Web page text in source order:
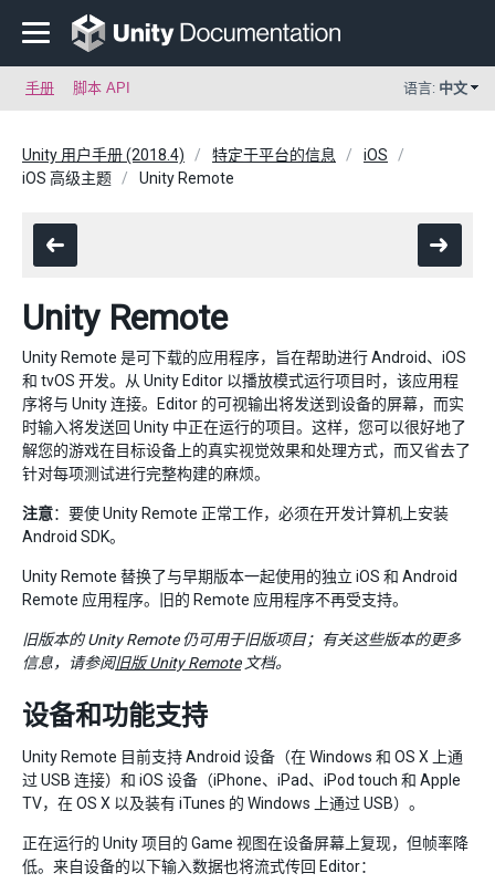
手册 脚本 API 语言: 中文
Unity 用户手册 (2018.4) 特定于平台的信息
iOS
iOS 高级主题
Unity Remote
Unity Remote
Unity Remote 是可下载的应用程序，旨在帮助进行 Android、iOS
和 tvOS 开发。从 Unity Editor 以播放模式运行项目时，该应用程
序将与 Unity 连接。Editor 的可视输出将发送到设备的屏幕，而实
时输入将发送回 Unity 中正在运行的项目。这样，您可以很好地了
解您的游戏在目标设备上的真实视觉效果和处理方式，而又省去了
针对每项测试进行完整构建的麻烦。
注意：要使 Unity Remote 正常工作，必须在开发计算机上安装
Android SDK。
Unity Remote 替换了与早期版本一起使用的独立 iOS 和 Android
Remote 应用程序。旧的 Remote 应用程序不再受支持。
旧版本的 Unity Remote 仍可用于旧版项目；有关这些版本的更多
信息，请参阅旧版 Unity Remote文档。
设备和功能支持
Unity Remote 目前支持 Android 设备（在 Windows 和 OS X 上通
过 USB 连接）和 iOS 设备（iPhone、iPad、iPod touch 和 Apple
TV，在 OS X 以及装有 iTunes 的 Windows 上通过 USB）。
正在运行的 Unity 项目的 Game 视图在设备屏幕上复现，但帧率降
低。来自设备的以下输入数据也将流式传回 Editor：